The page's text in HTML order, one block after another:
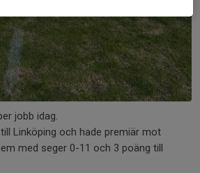
jobb idag.
Linköping och hade premiär mot
med seger 0-11 och 3 poäng till